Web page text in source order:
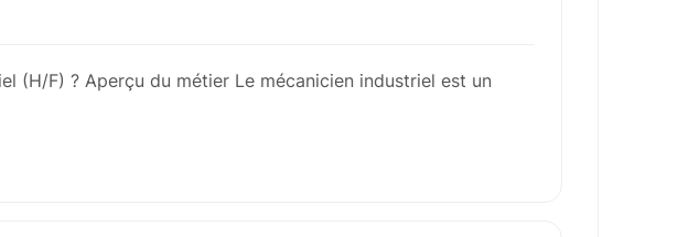
(H/F) ? Aperçu du métier Le mécanicien industriel est un